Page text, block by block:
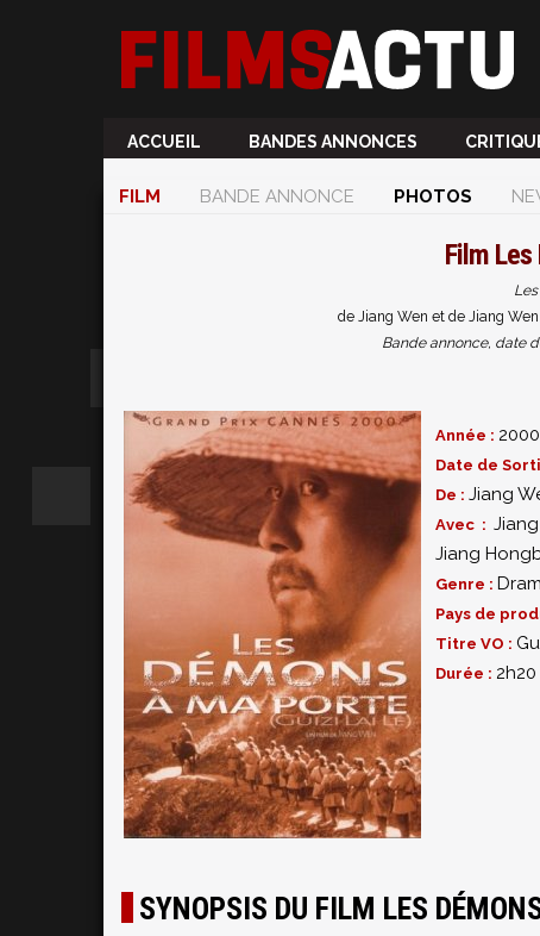
ACCUEIL BANDES ANNONCES
FILM BANDE ANNONCE PHOTOS
Film Les
de Jiang Wen et de Jiang
Bande annonce, date
Année : 2000
Date de
De : Jiang
Avec :
Jiang
Genre :
Pays de
Titre VO :
Durée : 2h20
SYNOPSIS DU FILM LES